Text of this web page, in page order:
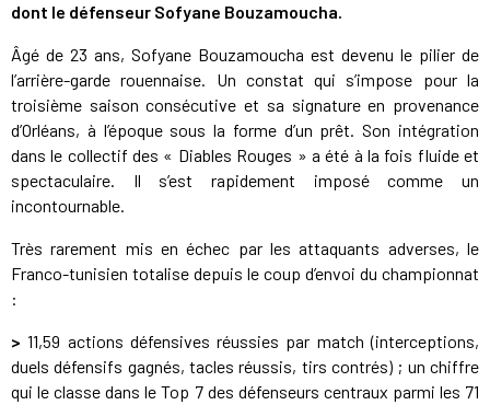
dont le défenseur Sofyane Bouzamoucha.
Âgé de 23 ans, Sofyane Bouzamoucha est devenu le pilier de
l’arrière-garde rouennaise. Un constat qui s’impose pour la
troisième saison consécutive et sa signature en provenance
d’Orléans, à l’époque sous la forme d’un prêt. Son intégration
dans le collectif des « Diables Rouges » a été à la fois fluide et
spectaculaire. Il s’est rapidement imposé comme un
incontournable.
Très rarement mis en échec par les attaquants adverses, le
Franco-tunisien totalise depuis le coup d’envoi du championnat
:
> 11,59 actions défensives réussies par match (interceptions,
duels défensifs gagnés, tacles réussis, tirs contrés) ; un chiffre
qui le classe dans le Top 7 des défenseurs centraux parmi les 71